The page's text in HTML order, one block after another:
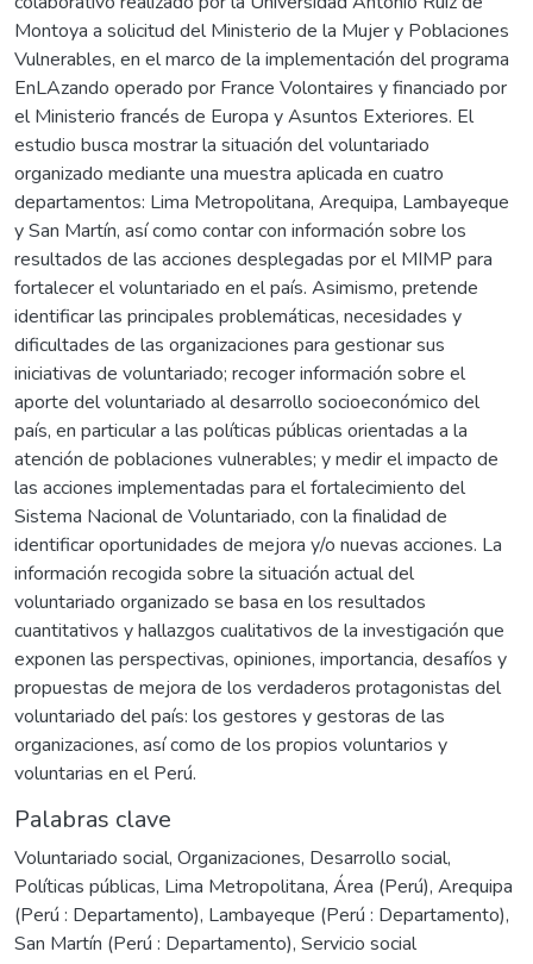
Montoya a solicitud del Ministerio de la Mujer y Poblaciones
Vulnerables, en el marco de la implementación del programa
EnLAzando operado por France Volontaires y financiado por
el Ministerio francés de Europa y Asuntos Exteriores. El
estudio busca mostrar la situación del voluntariado
organizado mediante una muestra aplicada en cuatro
departamentos: Lima Metropolitana, Arequipa, Lambayeque
y San Martín, así como contar con información sobre los
resultados de las acciones desplegadas por el MIMP para
fortalecer el voluntariado en el país. Asimismo, pretende
identificar las principales problemáticas, necesidades y
dificultades de las organizaciones para gestionar sus
iniciativas de voluntariado; recoger información sobre el
aporte del voluntariado al desarrollo socioeconómico del
país, en particular a las políticas públicas orientadas a la
atención de poblaciones vulnerables; y medir el impacto de
las acciones implementadas para el fortalecimiento del
Sistema Nacional de Voluntariado, con la finalidad de
identificar oportunidades de mejora y/o nuevas acciones. La
información recogida sobre la situación actual del
voluntariado organizado se basa en los resultados
cuantitativos y hallazgos cualitativos de la investigación que
exponen las perspectivas, opiniones, importancia, desafíos y
propuestas de mejora de los verdaderos protagonistas del
voluntariado del país: los gestores y gestoras de las
organizaciones, así como de los propios voluntarios y
voluntarias en el Perú.
Palabras clave
Voluntariado social, Organizaciones, Desarrollo social,
Políticas públicas, Lima Metropolitana, Área (Perú), Arequipa
(Perú : Departamento), Lambayeque (Perú : Departamento),
San Martín (Perú : Departamento), Servicio social